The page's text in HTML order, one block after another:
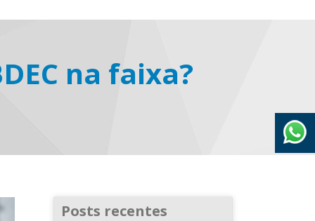
na faixa?
Posts recentes